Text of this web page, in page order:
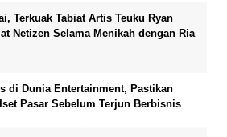
Terkuak Tabiat Artis Teuku Ryan
Netizen Selama Menikah dengan Ria
di Dunia Entertainment, Pastikan
Pasar Sebelum Terjun Berbisnis